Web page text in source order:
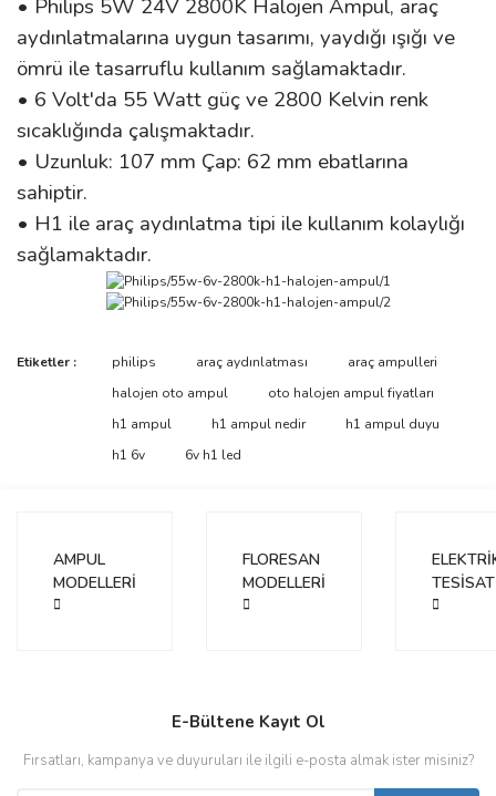
• Philips 5W 24V 2800K Halojen Ampul, araç
aydınlatmalarına uygun tasarımı, yaydığı ışığı ve
ömrü ile tasarruflu kullanım sağlamaktadır.
• 6 Volt'da 55 Watt güç ve 2800 Kelvin renk
sıcaklığında çalışmaktadır.
• Uzunluk: 107 mm Çap: 62 mm ebatlarına
sahiptir.
• H1 ile araç aydınlatma tipi ile kullanım kolaylığı
sağlamaktadır.
Bu ürüne ilk yorumu siz yapın!
Yorum Yaz
Bu ürünün fiyat bilgisi, resim, ürün açıklamalarında ve diğer
tarafımıza iletebilirsiniz.
Görüş ve önerileriniz için teşekkür ederiz.
Ürün fiyatı diğer sitelerden daha pahalı.
Bu ürüne benzer farklı alternatifler olmalı.
Etiketler : philips araç aydınlatması
araç ampulleri
halojen oto ampul
oto halojen ampul fiyatları
h1 ampul
h1 ampul nedir
h1 ampul duyu
h1 6v
6v h1 led
AMPUL
MODELLERİ
FLORESAN
MODELLERİ
TESİSAT
E-Bültene Kayıt Ol
Fırsatları, kampanya ve duyuruları ile ilgili e-posta almak ister misiniz?